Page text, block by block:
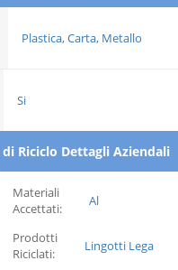
Plastica, Carta, Metallo
Si
Riciclo Dettagli Aziendali
Materiali
Accettati:
Al
Prodotti
Riciclati:
Lingotti Lega